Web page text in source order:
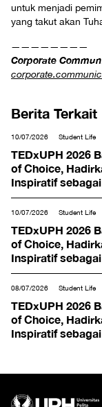
untuk menjadi
yang takut akan
————————
Corporate
Berita Terkait
10/07/2026 Student Life
TEDxUPH 2026
of Choice,
Inspiratif
10/07/2026 Student Life
TEDxUPH 2026
of Choice,
Inspiratif
08/07/2026 Student Life
TEDxUPH 2026
of Choice,
Inspiratif